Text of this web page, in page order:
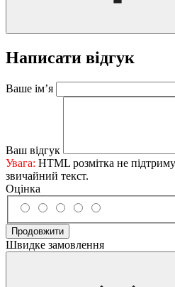
Написати відгук
Ваше ім’я
Ваш відгук
Увага: HTML розмітка не
звичайний текст.
Оцінка
Продовжити
Швидке замовлення